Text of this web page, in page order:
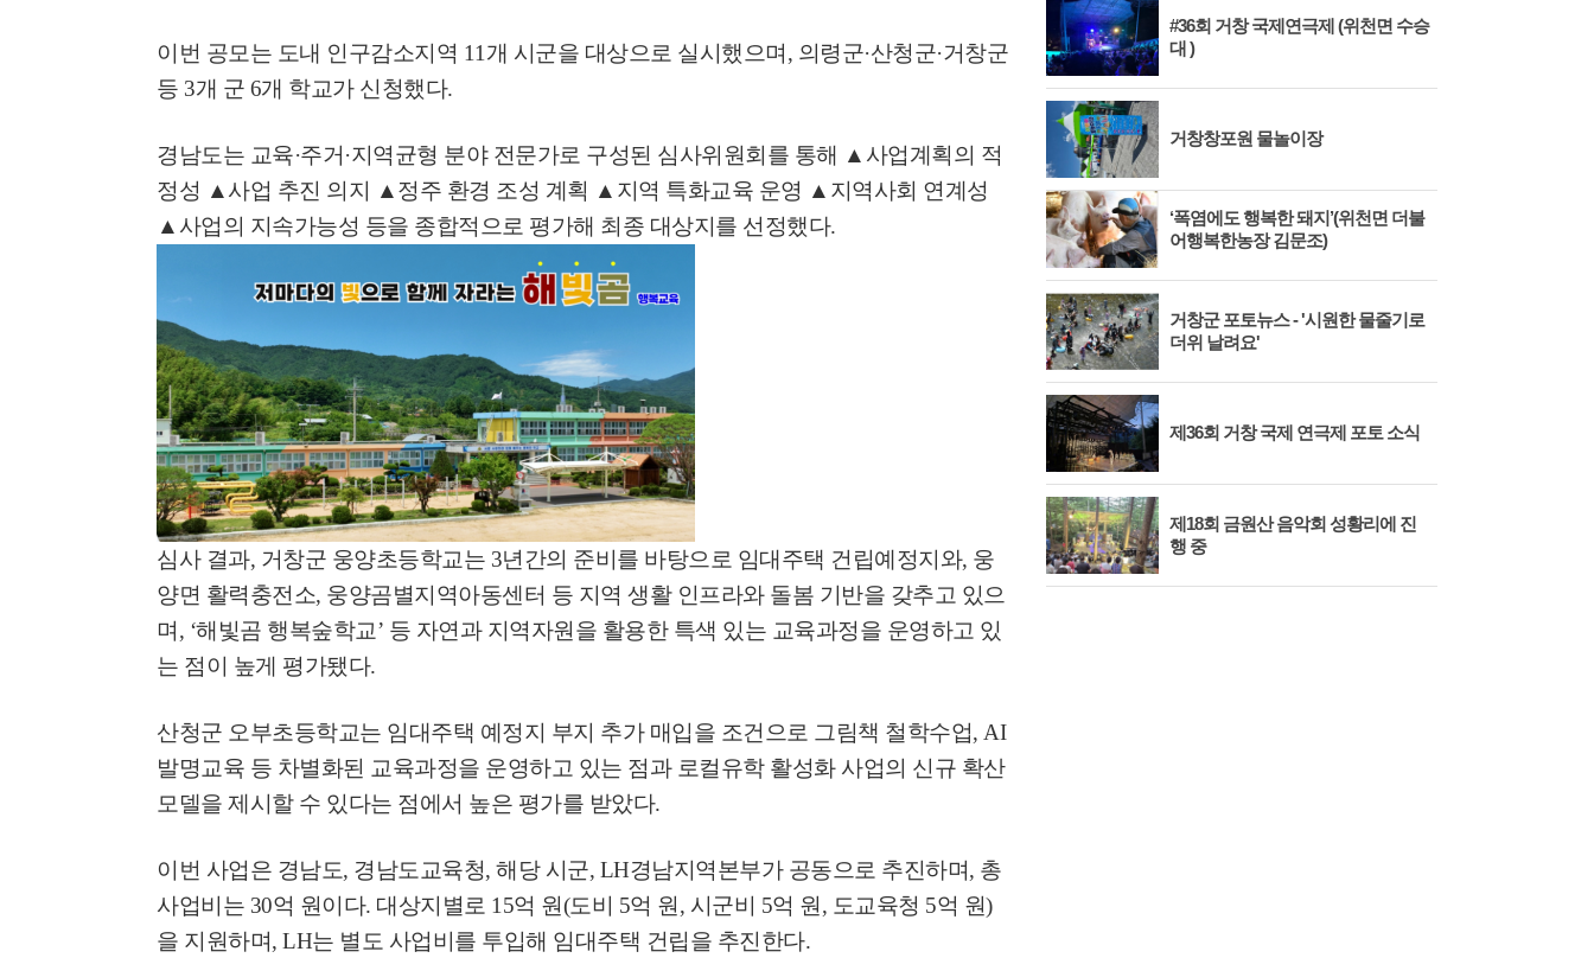
이번 공모는 도내 인구감소지역 11 개 시군을 대상으로 실시했으며, 의령군·산청군·거창군
등 3개 군 6개 학교가 신청했다.
경남도는 교육·주거·지역균형 분야 전문가로 구성된 심사위원회를 통해 ▲ 사업계획의 적
정성 ▲사업 추진 의지 ▲정주 환경 조성 계획 ▲ 지역 특화교육 운영 ▲ 지역사회 연계성
▲ 사업의 지속가능성 등을 종합적으로 평가해 최종 대상지를 선정했다.
심사 결과, 거창군 웅양초등학교는 3년간의 준비를 바탕으로 임대주택 건립예정지와, 웅
양면 활력충전소, 웅양곰별지역아동센터 등 지역 생활 인프라와 돌봄 기반을 갖추고 있으
며 , ‘해빛곰 행복숲학교’ 등 자연과 지역자원을 활용한 특색 있는 교육과정을 운영하고 있
는 점이 높게 평가됐다.
산청군 오부초등학교는 임대주택 예정지 부지 추가 매입을 조건으로 그림책 철학수업, AI
발명교육 등 차별화된 교육과정을 운영하고 있는 점과 로컬유학 활성화 사업의 신규 확산
모델을 제시할 수 있다는 점에서 높은 평가를 받았다.
이번 사업은 경남도, 경남도교육청, 해당 시군, LH경남지역본부가 공동으로 추진하며, 총
사업비는 30억 원이다. 대상지별로 15억 원(도비 5억 원 , 시군비 5억 원 , 도교육청 5억 원)
을 지원하며, LH는 별도 사업비를 투입해 임대주택 건립을 추진한다.
#36회 거창 국제연극제 (위천면 수승
대 )
거창창포원 물놀이장
‘폭염에도 행복한 돼지’(위천면 더불
어행복한농장 김문조)
거창군 포토뉴스 - '시원한 물줄기로
더위 날려요'
제36회 거창 국제 연극제 포토 소식
제18회 금원산 음악회 성황리에 진
행 중